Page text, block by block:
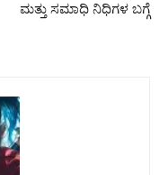
ಮತ್ತು ಸಮಾಧಿ ನಿಧಿಗಳ ಬಗ್ಗೆ